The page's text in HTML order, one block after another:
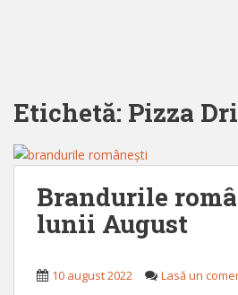
Etichetă: Pizza
Brandurile
lunii August
10 august 2022 Lasă un